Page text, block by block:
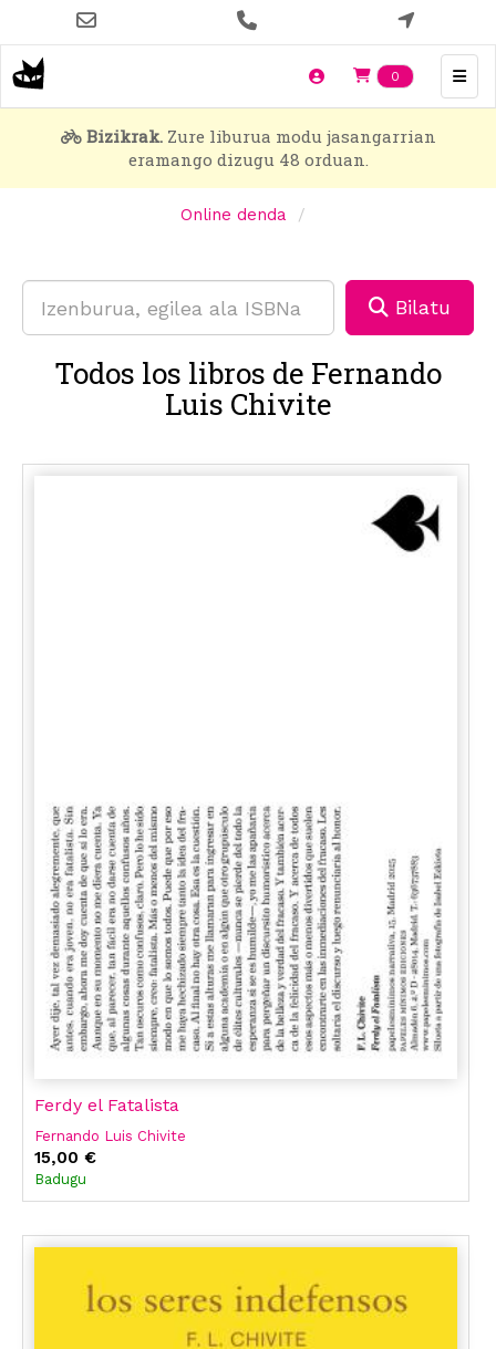
main
content
0 Items en
Bizikrak.Zure liburua modu jasangarrian
eramango dizugu 48 orduan.
Online denda
Bilatu
Todos los libros de Fernando
Luis Chivite
Ferdy el Fatalista
Fernando Luis Chivite
15,00 €
Badugu